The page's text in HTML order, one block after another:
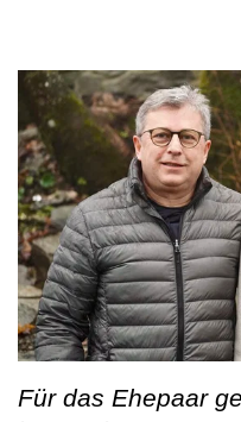
Für das Ehepaar